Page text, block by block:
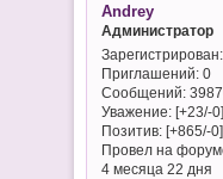
Andrey
Администратор
Зарегистрирован
Приглашений:0
Сообщений:
Уважение: [+23/-0]
Позитив: [+865/-0]
Провел на
4 месяца 22 дня